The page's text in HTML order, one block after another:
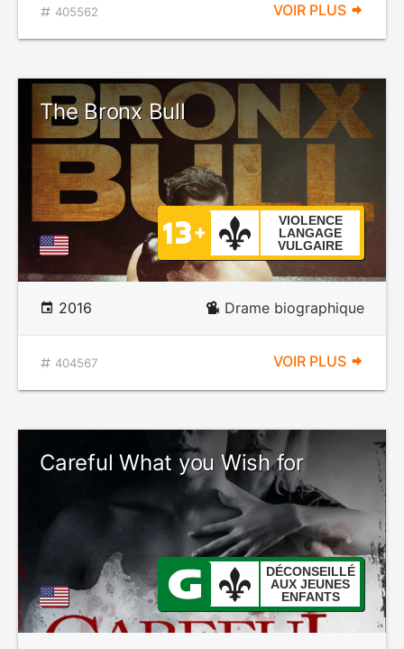
405562 VOIR PLUS
The Bronx Bull
VIOLENCE
LANGAGE
VULGAIRE
2016 Drame biographique
404567 VOIR PLUS
Careful What you Wish for
DÉCONSEILLÉ
AUX JEUNES
ENFANTS